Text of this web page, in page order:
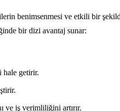
benimsenmesi ve etkili bir
bir dizi avantaj sunar:
hale getirir.
ve iş verimliliğini artırır.